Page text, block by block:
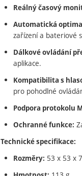
Reálný časový
Automatická
zařízení a bateriové
Dálkové ovládání
aplikace.
Kompatibilita s
pro pohodlné
Podpora protokolu
Ochranné funkce:
Technické specifikace:
Rozměry: 53 x 53 x